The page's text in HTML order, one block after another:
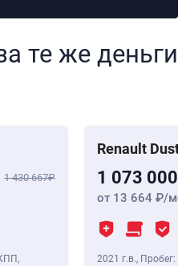
те же деньги
1 430 667
Renault
1 073 000
от 13 664 /мес
2021 г.в., Пробег: